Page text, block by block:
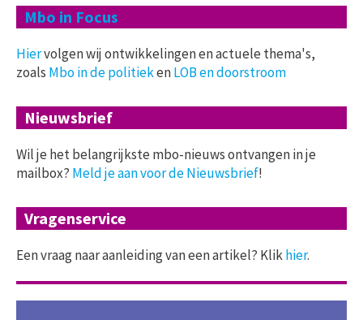
Mbo in Focus
Hiervolgen wij ontwikkelingen en actuele thema's,
zoals Mbo in de politiekenLOB en doorstroom
Nieuwsbrief
Wil je het belangrijkste mbo-nieuws ontvangen in je
mailbox? Meld je aan voor de Nieuwsbrief!
Vragenservice
Een vraag naar aanleiding van een artikel? Klikhier.